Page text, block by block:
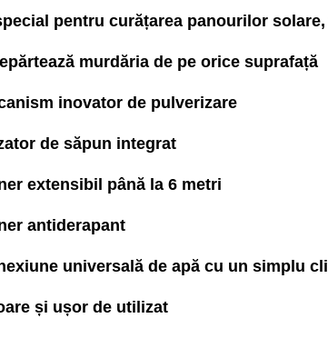
pentru curățarea panourilor
murdăria de pe orice suprafață
inovator de pulverizare
de săpun integrat
extensibil până la 6 metri
antiderapant
universală de apă cu un simplu
și ușor de utilizat